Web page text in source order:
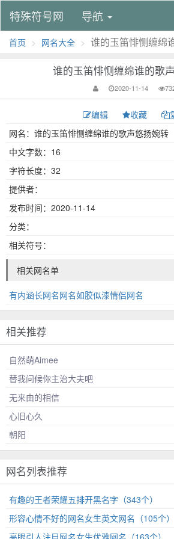
特殊符号网 导航
首页 网名大全 谁的玉笛悱恻缠绵
谁的玉笛悱恻缠绵谁的歌
2020-11-14
编辑 收藏
网名：谁的玉笛悱恻缠绵谁的歌声悠扬婉转
中文字数：16
字符长度：32
提供者：
发布时间：2020-11-14
分类：
相关符号：
相关网名单
有内涵长网名网名如胶似漆情侣网名
相关推荐
自然萌Aimee
替我问候你主治大夫吧
无来由的相信
心旧心久
朝阳
网名列表推荐
有趣的王者荣耀五排开黑名字（343个）
形容心情不好的网名女生英文网名（105个）
亮眼引人注目网名女生优雅网名（163个）